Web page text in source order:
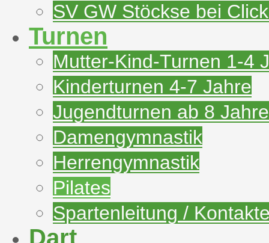
SV GW Stöckse bei
Turnen
Mutter-Kind-Turnen 1-4
Kinderturnen 4-7 Jahre
Jugendturnen ab 8 Jahre
Damengymnastik
Herrengymnastik
Pilates
Spartenleitung /
Dart